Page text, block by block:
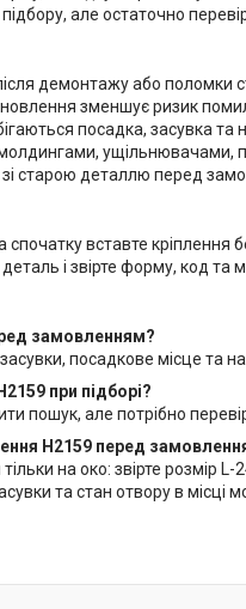
але остаточно
демонтажу або поломки
зменшує ризик
посадка, засувка
ущільнювачами,
зі старою деталлю перед
вставте
і звірте форму, код та
замовленням?
посадкове місце та
при підборі?
пошук, але потрібно
H2159 перед
тільки на око: звірте
та стан отвору в місці